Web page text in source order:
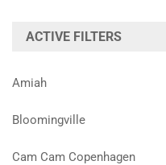
ACTIVE FILTERS
Amiah
Bloomingville
Cam Cam Copenhagen